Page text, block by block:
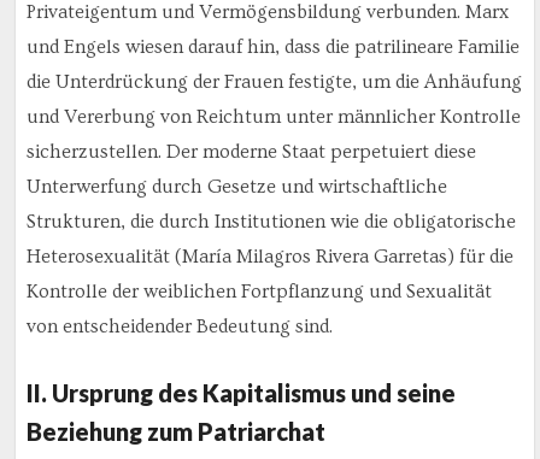
Privateigentum und Vermögensbildung verbunden. Marx
und Engels wiesen darauf hin, dass die patrilineare Familie
die Unterdrückung der Frauen festigte, um die Anhäufung
und Vererbung von Reichtum unter männlicher Kontrolle
sicherzustellen. Der moderne Staat perpetuiert diese
Unterwerfung durch Gesetze und wirtschaftliche
Strukturen, die durch Institutionen wie die obligatorische
Heterosexualität (María Milagros Rivera Garretas) für die
Kontrolle der weiblichen Fortpflanzung und Sexualität
von entscheidender Bedeutung sind.
II. Ursprung des Kapitalismus und seine
Beziehung zum Patriarchat